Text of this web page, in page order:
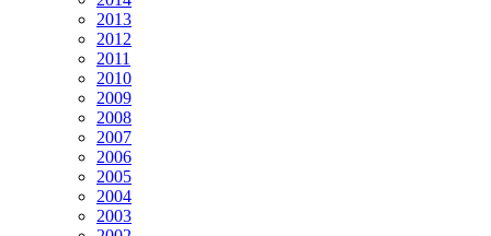
2013
2012
2011
2010
2009
2008
2007
2006
2005
2004
2003